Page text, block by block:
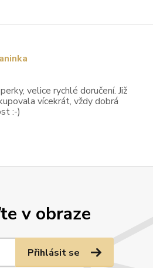
v obraze
Přihlásit se
velice rychlé doručení. Již
vícekrát, vždy dobrá
:-)